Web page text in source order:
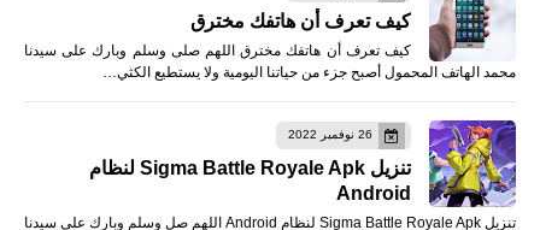
كيف تعرف أن هاتفك مخترق
كيف تعرف أن هاتفك مخترق اللهم صلى وسلم وبارك على سيدنا
محمد الهاتف المحمول أصبح جزء من حياتنا اليومية ولا يستطيع الكثي…
26 نوفمبر 2022
تنزيل Sigma Battle Royale Apk لنظام
Android
تنزيل Sigma Battle Royale Apk لنظام Android اللهم صل وسلم وبارك على سيدنا